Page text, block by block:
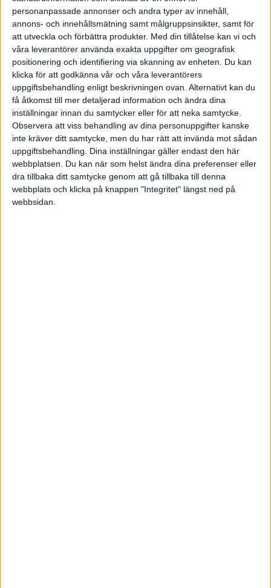
personanpassade annonser och andra typer av innehåll,
annons- och innehållsmätning samt målgruppsinsikter, samt för
att utveckla och förbättra produkter. Med din tillåtelse kan vi och
våra leverantörer använda exakta uppgifter om geografisk
positionering och identifiering via skanning av enheten. Du kan
klicka för att godkänna vår och våra leverantörers
uppgiftsbehandling enligt beskrivningen ovan. Alternativt kan du
få åtkomst till mer detaljerad information och ändra dina
inställningar innan du samtycker eller för att neka samtycke.
Observera att viss behandling av dina personuppgifter kanske
inte kräver ditt samtycke, men du har rätt att invända mot sådan
uppgiftsbehandling. Dina inställningar gäller endast den här
webbplatsen. Du kan när som helst ändra dina preferenser eller
dra tillbaka ditt samtycke genom att gå tillbaka till denna
webbplats och klicka på knappen "Integritet" längst ned på
webbsidan.
Om du skriver ut lite mer information blir det
enklare att reda ut, vem är anställd och hur?
[edit]
Mer information hosSkatteverket.
Med vänliga hälsningar,
Jonathan
superaction2